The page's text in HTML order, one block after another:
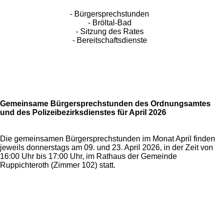
- Bürgersprechstunden
- Bröltal-Bad
- Sitzung des Rates
- Bereitschaftsdienste
Gemeinsame Bürgersprechstunden des Ordnungsamtes
und des Polizeibezirksdienstes für April 2026
Die gemeinsamen Bürgersprechstunden im Monat April finden
jeweils donnerstags am 09. und 23. April 2026, in der Zeit von
16:00 Uhr bis 17:00 Uhr, im Rathaus der Gemeinde
Ruppichteroth (Zimmer 102) statt.